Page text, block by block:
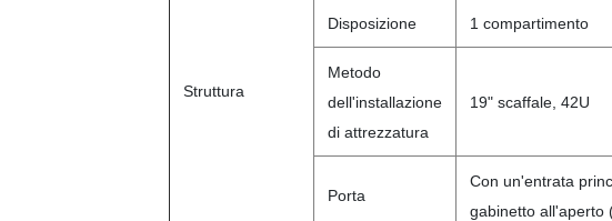
Struttura
Disposizione 1 compartimento
Metodo
dell'installazione
di attrezzatura
19" scaffale, 42U
Porta
Con un'entrata
gabinetto all'aperto